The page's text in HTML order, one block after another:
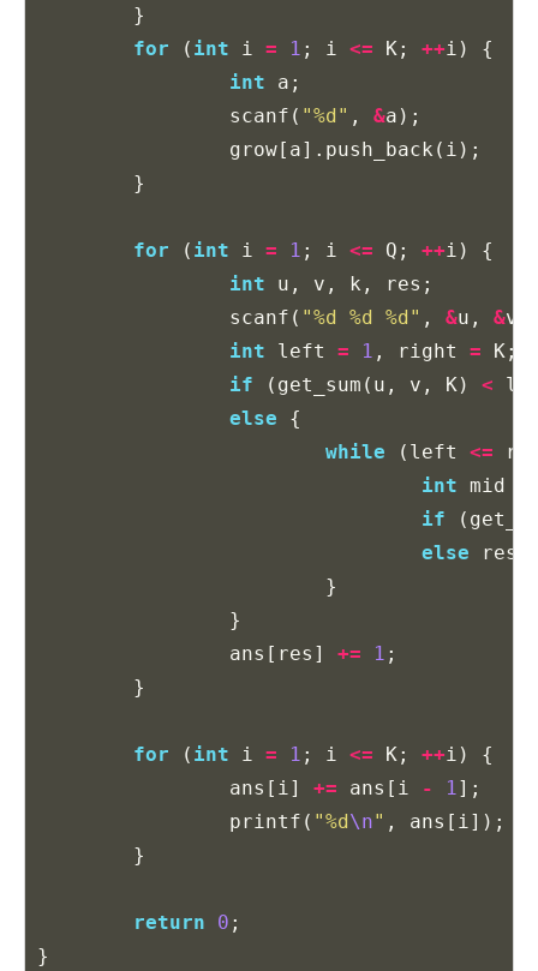
}
for
( int i = 1 ; i <= K; ++i )
{
int
a ;
scanf ( "%d" , &a );
grow[ a]. push_back ( i );
}
for ( int i = 1 ; i <= Q ; ++i )
{
int
u , v , k , res ;
scanf ( "%d %d %d" , &u , &v
int
left = 1 , right = K;
if
( get_sum ( u , v , K) <
else
{
while
( left <=
int mid
if
(
else
res
}
}
ans [ res ] += 1 ;
}
for ( int i = 1 ; i <= K; ++i )
{
ans [ i] += ans [ i - 1];
printf ( "%d\n" , ans [ i]);
}
return 0 ;
}